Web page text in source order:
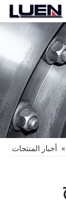
» أخبار المنتجات